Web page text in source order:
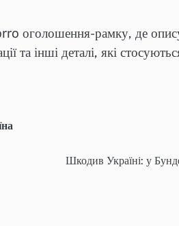
оголошення-рамку, де
та інші деталі, які
Шкодив Україні: у